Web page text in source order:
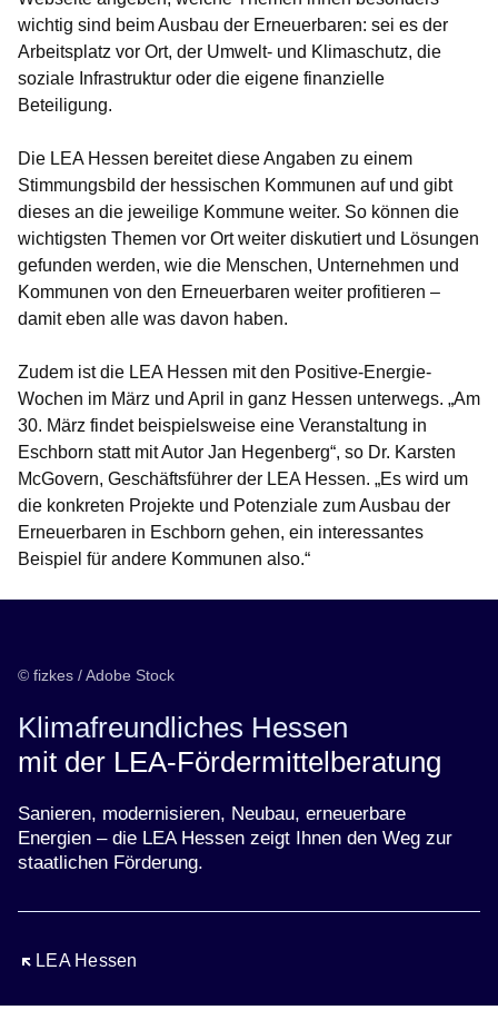
wichtig sind beim Ausbau der Erneuerbaren: sei es der
Arbeitsplatz vor Ort, der Umwelt- und Klimaschutz, die
soziale Infrastruktur oder die eigene finanzielle
Beteiligung.
Die LEA Hessen bereitet diese Angaben zu einem
Stimmungsbild der hessischen Kommunen auf und gibt
dieses an die jeweilige Kommune weiter. So können die
wichtigsten Themen vor Ort weiter diskutiert und Lösungen
gefunden werden, wie die Menschen, Unternehmen und
Kommunen von den Erneuerbaren weiter profitieren –
damit eben alle was davon haben.
Zudem ist die LEA Hessen mit den Positive-Energie-
Wochen im März und April in ganz Hessen unterwegs. „Am
30. März findet beispielsweise eine Veranstaltung in
Eschborn statt mit Autor Jan Hegenberg“, so Dr. Karsten
McGovern, Geschäftsführer der LEA Hessen. „Es wird um
die konkreten Projekte und Potenziale zum Ausbau der
Erneuerbaren in Eschborn gehen, ein interessantes
Beispiel für andere Kommunen also.“
© fizkes / Adobe Stock
Klimafreundliches Hessen
mit der LEA-Fördermittelberatung
Sanieren, modernisieren, Neubau, erneuerbare
Energien – die LEA Hessen zeigt Ihnen den Weg zur
staatlichen Förderung.
LEA Hessen
Öffnet sich in einem neuen Fenster